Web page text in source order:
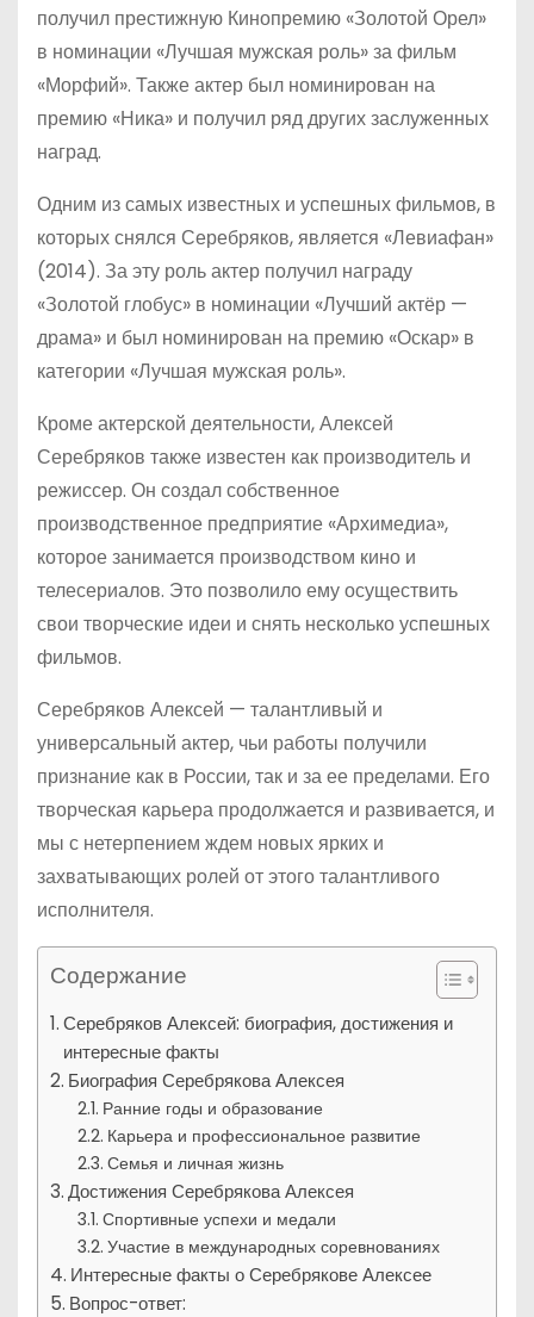
получил престижную Кинопремию «Золотой Орел»
в номинации «Лучшая мужская роль» за фильм
«Морфий». Также актер был номинирован на
премию «Ника» и получил ряд других заслуженных
наград.
Одним из самых известных и успешных фильмов, в
которых снялся Серебряков, является «Левиафан»
(2014). За эту роль актер получил награду
«Золотой глобус» в номинации «Лучший актёр —
драма» и был номинирован на премию «Оскар» в
категории «Лучшая мужская роль».
Кроме актерской деятельности, Алексей
Серебряков также известен как производитель и
режиссер. Он создал собственное
производственное предприятие «Архимедиа»,
которое занимается производством кино и
телесериалов. Это позволило ему осуществить
свои творческие идеи и снять несколько успешных
фильмов.
Серебряков Алексей — талантливый и
универсальный актер, чьи работы получили
признание как в России, так и за ее пределами. Его
творческая карьера продолжается и развивается, и
мы с нетерпением ждем новых ярких и
захватывающих ролей от этого талантливого
исполнителя.
Содержание
Серебряков Алексей: биография, достижения и
интересные факты
Биография Серебрякова Алексея
Ранние годы и образование
Карьера и профессиональное развитие
Семья и личная жизнь
Достижения Серебрякова Алексея
Спортивные успехи и медали
Участие в международных соревнованиях
Интересные факты о Серебрякове Алексее
Вопрос-ответ: